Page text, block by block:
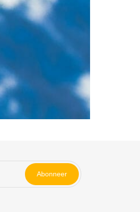
Abonneer